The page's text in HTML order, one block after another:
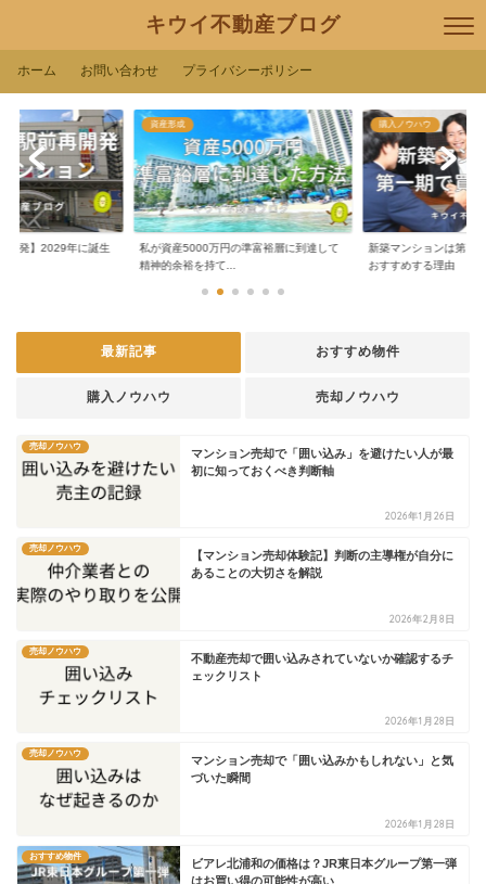
キウイ不動産ブログ
ホーム お問い合わせ プライバシーポリシー
開発】2029年に誕生
資産形成
私が資産5000万円の準富裕層に到達して
精神的余裕を持て...
購入ノウハウ
新築マンションは第１
おすすめする理由
最新記事 おすすめ物件
購入ノウハウ 売却ノウハウ
売却ノウハウ
マンション売却で「囲い込み」を避けたい人が最
初に知っておくべき判断軸
2026年1月26日
売却ノウハウ
【マンション売却体験記】判断の主導権が自分に
あることの大切さを解説
2026年2月8日
売却ノウハウ
不動産売却で囲い込みされていないか確認するチ
ェックリスト
2026年1月28日
売却ノウハウ
マンション売却で「囲い込みかもしれない」と気
づいた瞬間
2026年1月28日
おすすめ物件
ビアレ北浦和の価格は？JR東日本グループ第一弾
はお買い得の可能性が高い